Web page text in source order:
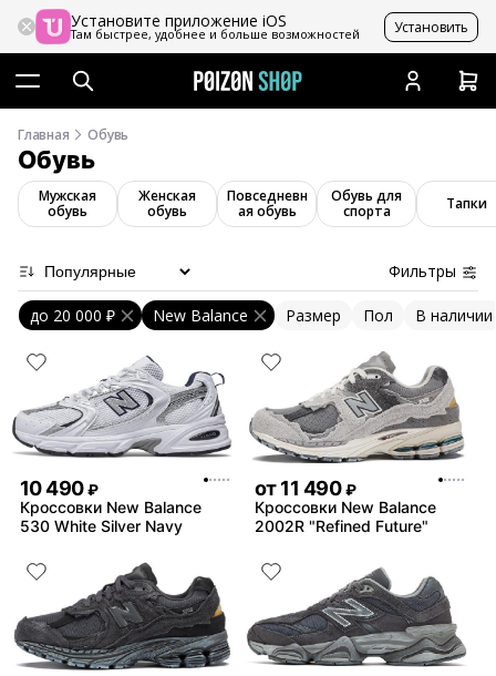
Установите приложение iOS
Там быстрее, удобнее и больше возможностей Установить
Главная Обувь
Обувь
Мужская
обувь
Женская
обувь
Повседневн
ая обувь
Обувь для
спорта
Тапки
Фильтры
Размер
до 20 000 ₽ Пол
New Balance В наличии
10 490 ₽
Кроссовки New Balance
530 White Silver Navy
от11 490 ₽
Кроссовки New Balance
2002R "Refined Future"